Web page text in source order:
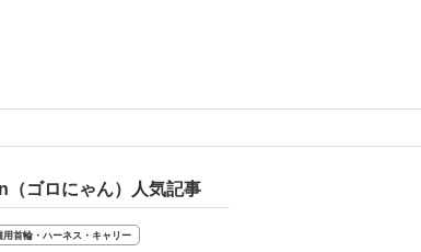
（ゴロにゃん）人気記事
用首輪・ハーネス・キャリー